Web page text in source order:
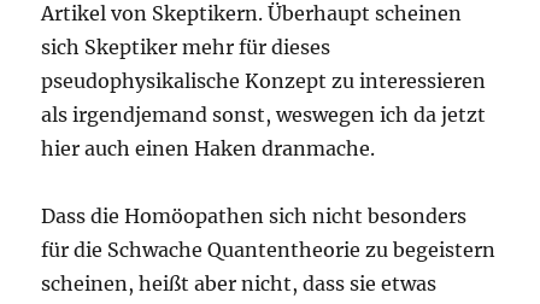
Artikel von Skeptikern. Überhaupt scheinen
sich Skeptiker mehr für dieses
pseudophysikalische Konzept zu interessieren
als irgendjemand sonst, weswegen ich da jetzt
hier auch einen Haken dranmache.
Dass die Homöopathen sich nicht besonders
für die Schwache Quantentheorie zu begeistern
scheinen, heißt aber nicht, dass sie etwas